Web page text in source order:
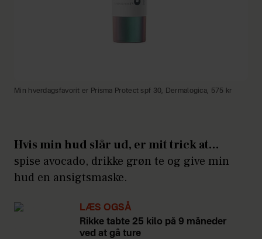
Min hverdagsfavorit er Prisma Protect spf 30, Dermalogica, 575 kr
Hvis min hud slår ud, er mit trick at…
spise avocado, drikke grøn te og give min
hud en ansigtsmaske.
LÆS OGSÅ
Rikke tabte 25 kilo på 9 måneder
ved at gå ture